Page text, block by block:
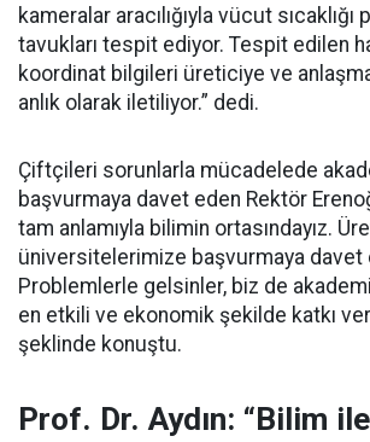
kameralar aracılığıyla vücut sıcaklığı
tavukları tespit ediyor. Tespit edilen
koordinat bilgileri üreticiye ve
anlık olarak iletiliyor.” dedi.
Çiftçileri sorunlarla mücadelede
başvurmaya davet eden Rektör
tam anlamıyla bilimin ortasındayız.
üniversitelerimize başvurmaya davet
Problemlerle gelsinler, biz de akademi
en etkili ve ekonomik şekilde katkı
şeklinde konuştu.
Prof. Dr. Aydın: “Bilim